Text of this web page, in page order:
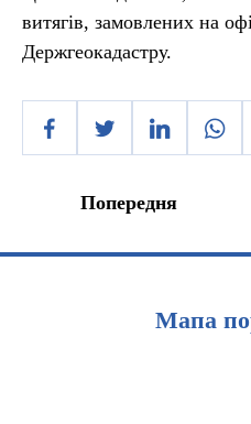
витягів, замовлених на
Держгеокадастру.
Попередня
Мапа